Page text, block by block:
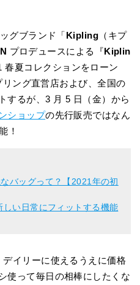
グブランド「Kipling （キプ
プロデュースによる『Kiplin
春夏コレクションをローン
ング直営店および、全国の
するが、3 月 5 日（金）から
ショップの先行販売ではなん
！
バッグって？【2021年の初
い日常にフィットする機能
イリーに使えるうえに価格
使って毎日の相棒にしたくな